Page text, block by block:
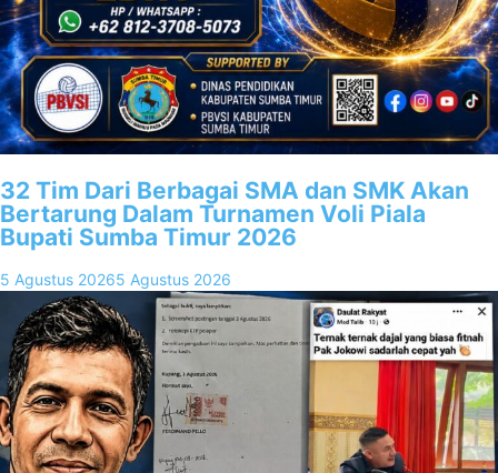
32 Tim Dari Berbagai SMA dan SMK Akan
Bertarung Dalam Turnamen Voli Piala
Bupati Sumba Timur 2026
5 Agustus 20265 Agustus 2026